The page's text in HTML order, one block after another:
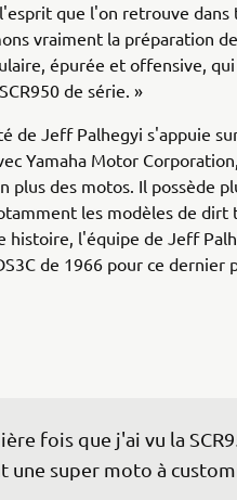
que l'on retrouve dans
vraiment la préparation
épurée et offensive,
de série. »
de Jeff Palhegyi s'appuie
Yamaha Motor
plus des motos. Il possède
les modèles de dirt
histoire, l'équipe de Jeff
de 1966 pour ce dernier
fois que j'ai vu la
une super moto à